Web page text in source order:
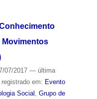
07/2017 — última
em: Evento
Social , Grupo de